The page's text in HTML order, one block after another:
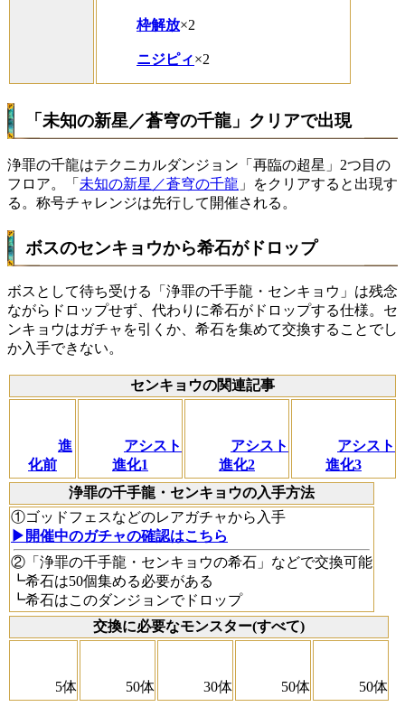
枠解放×2
ニジピィ×2
「未知の新星／蒼穹の千龍」クリアで出現
浄罪の千龍はテクニカルダンジョン「再臨の超星」2つ目の
フロア。「 未知の新星／蒼穹の千龍 」をクリアすると出現す
る。称号チャレンジは先行して開催される。
ボスのセンキョウから希石がドロップ
ボスとして待ち受ける「浄罪の千手龍・センキョウ」は残念
ながらドロップせず、代わりに希石がドロップする仕様。セ
ンキョウはガチャを引くか、希石を集めて交換することでし
か入手できない。
センキョウの関連記事
進
化前
アシスト
進化1
アシスト
進化2
アシスト
進化3
浄罪の千手龍・センキョウの入手方法
①ゴッドフェスなどのレアガチャから入手
▶開催中のガチャの確認はこちら
②「浄罪の千手龍・センキョウの希石」などで交換可能
┗希石は50個集める必要がある
┗希石はこのダンジョンでドロップ
交換に必要なモンスター(すべて)
5体 50体 30体 50体 50体